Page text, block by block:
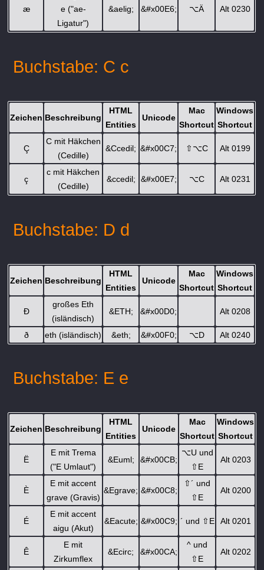
æ
e ("ae-
Ligatur")
&aelig; &#x00E6; ⌥Ä Alt 0230
Buchstabe: C c
Zeichen Beschreibung
HTML
Entities
Unicode
Mac
Shortcut
Windows
Shortcut
Ç
C mit Häkchen
(Cedille)
&Ccedil; &#x00C7; ⇧ ⌥C Alt 0199
ç
c mit Häkchen
(Cedille)
&ccedil; &#x00E7; ⌥C Alt 0231
Buchstabe: D d
Zeichen Beschreibung
HTML
Entities
Unicode
Mac
Shortcut
Windows
Shortcut
Ð
großes Eth
(isländisch)
&ETH; &#x00D0; Alt 0208
ð eth (isländisch) &eth; &#x00F0; ⌥D Alt 0240
Buchstabe: E e
Zeichen Beschreibung
HTML
Entities
Unicode
Mac
Shortcut
Windows
Shortcut
Ë
E mit Trema
("E Umlaut")
&Euml; &#x00CB;
⌥U und
⇧ E
Alt 0203
È
E mit accent
grave (Gravis)
&Egrave; &#x00C8;
⇧´ und
⇧ E
Alt 0200
É
E mit accent
aigu (Akut)
&Eacute; &#x00C9; ´ und ⇧ E Alt 0201
Ê
E mit
Zirkumflex
&Ecirc; &#x00CA;
^ und
⇧ E
Alt 0202